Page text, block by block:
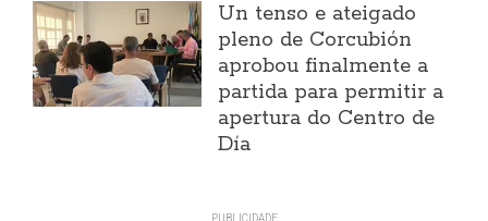
Un tenso e ateigado
pleno de Corcubión
aprobou finalmente a
partida para permitir a
apertura do Centro de
Día